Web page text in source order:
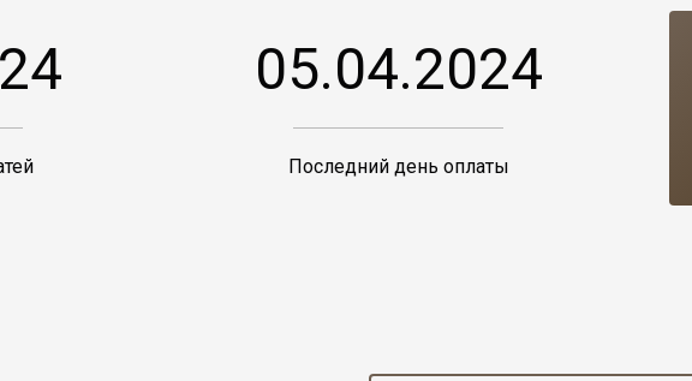
05.04.2024
Последний день оплаты